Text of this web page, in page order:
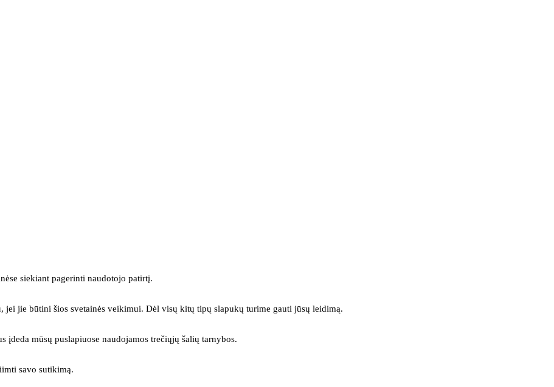
siekiant pagerinti naudotojo patirtį.
jei jie būtini šios svetainės veikimui. Dėl visų kitų tipų slapukų turime gauti jūsų leidimą.
mūsų puslapiuose naudojamos trečiųjų šalių tarnybos.
savo sutikimą.